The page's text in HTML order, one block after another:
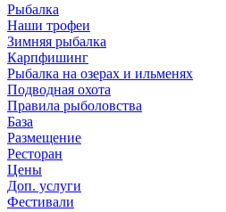
Рыбалка
Наши трофеи
Зимняя рыбалка
Карпфишинг
Рыбалка на озерах и ильменях
Подводная охота
Правила рыболовства
База
Размещение
Ресторан
Цены
Доп. услуги
Фестивали